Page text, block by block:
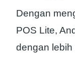
Dengan
POS Lite,
dengan lebih